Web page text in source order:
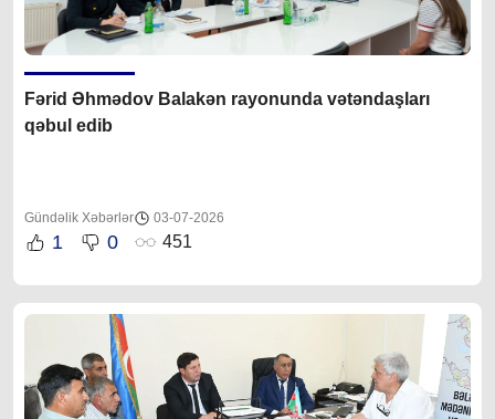
Fərid Əhmədov Balakən rayonunda vətəndaşları
qəbul edib
Gündəlik Xəbərlər 03-07-2026
1 0 451